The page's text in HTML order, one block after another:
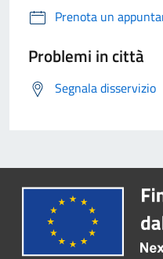
Prenota un
Problemi in città
Segnala disservizio